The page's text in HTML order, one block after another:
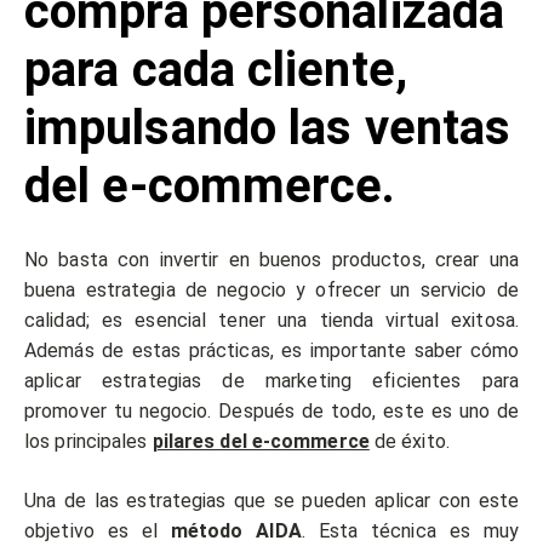
para cada cliente,
impulsando las ventas
del e-commerce.
No basta con invertir en buenos productos, crear una
buena estrategia de negocio y ofrecer un servicio de
calidad; es esencial tener una tienda virtual exitosa.
Además de estas prácticas, es importante saber cómo
aplicar estrategias de marketing eficientes para
promover tu negocio. Después de todo, este es uno de
los principales pilares del e-commercede éxito.
Una de las estrategias que se pueden aplicar con este
objetivo es el método AIDA. Esta técnica es muy